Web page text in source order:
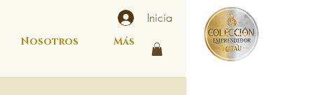
Nosotros Más
Inicia